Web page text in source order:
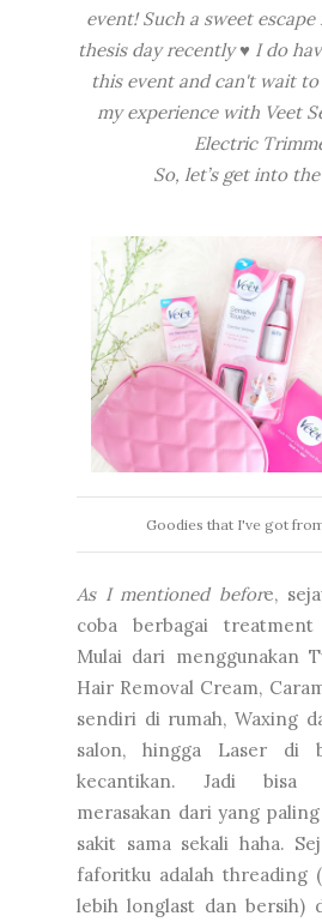
event! Such a sweet
thesis day recently ♥ I do
this event and can't wait
my experience with Veet
Electric
So, let’s get into
Goodies that I've got
As I mentioned before,
coba berbagai treatment
Mulai dari menggunakan
Hair Removal Cream,
sendiri di rumah, Waxing
salon, hingga Laser di
kecantikan. Jadi bisa
merasakan dari yang
sakit sama sekali haha.
faforitku adalah threading
lebih longlast dan bersih)